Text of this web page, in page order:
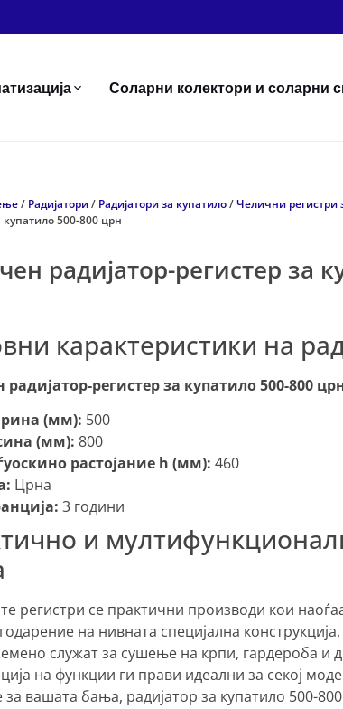
Соларни колектори и соларни
/ Радијатори/ Радијатори за купатило/Челични регистри
купатило 500-800 црн
радијатор-регистер за
карактеристики на
регистер за купатило 500-800
(мм): 500
(мм): 800
растојание h (мм): 460
Црна
3 години
и
регистри се практични производи кои
на нивната специјална конструкција,
служат за сушење на крпи, гардероба и
на функции ги прави идеални за секој
вашата бања, радијатор за купатило 500-